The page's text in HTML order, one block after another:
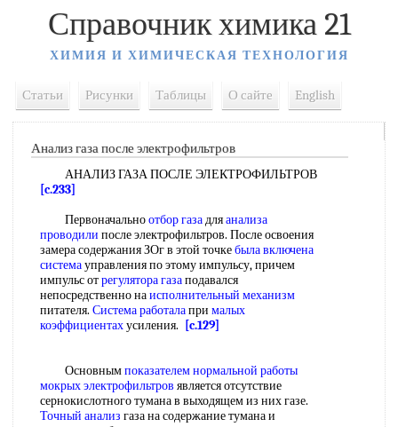
Справочник химика 21
ХИМИЯ И ХИМИЧЕСКАЯ ТЕХНОЛОГИЯ
Статьи Рисунки Таблицы О сайте English
Анализ газа после электрофильтров
АНАЛИЗ ГАЗА ПОСЛЕ ЭЛЕКТРОФИЛЬТРОВ
[c.233]
Первоначальноотбор газадляанализа
проводили после электрофильтров. После освоения
замера содержания ЗОг в этой точкебылавключена
системауправления по этому импульсу, причем
импульс отрегулятора газаподавался
непосредственно наисполнительный механизм
питателя. Система работалапри малых
коэффициентахусиления. [c.129]
Основнымпоказателем нормальной работы
мокрых электрофильтров является отсутствие
сернокислотного тумана в выходящем из них газе.
Точный анализ газа на содержание тумана и